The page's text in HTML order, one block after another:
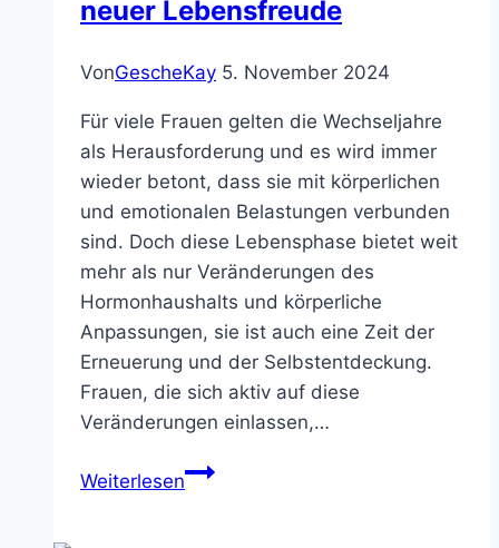
neuer Lebensfreude
VonGescheKay 5. November 2024
Für viele Frauen gelten die Wechseljahre
als Herausforderung und es wird immer
wieder betont, dass sie mit körperlichen
und emotionalen Belastungen verbunden
sind. Doch diese Lebensphase bietet weit
mehr als nur Veränderungen des
Hormonhaushalts und körperliche
Anpassungen, sie ist auch eine Zeit der
Erneuerung und der Selbstentdeckung.
Frauen, die sich aktiv auf diese
Veränderungen einlassen,…
WeiterlesenDie